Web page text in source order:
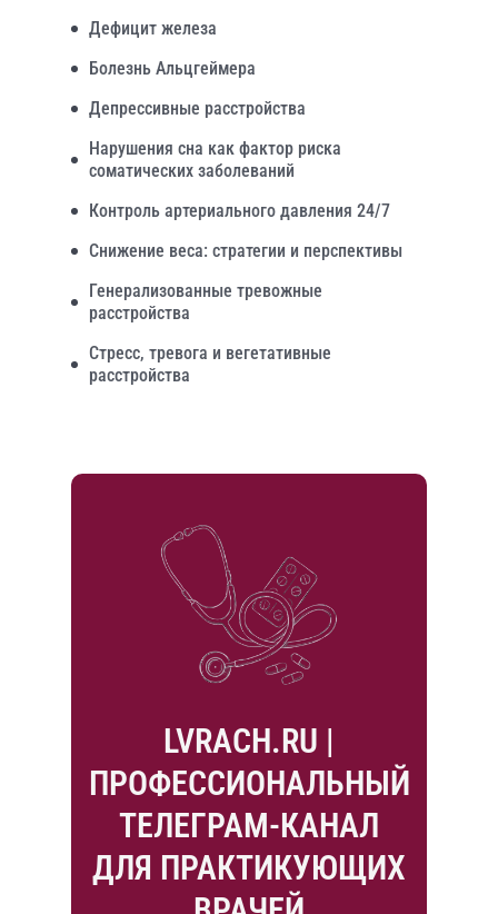
Дефицит железа
Болезнь Альцгеймера
Депрессивные расстройства
Нарушения сна как фактор риска
соматических заболеваний
Контроль артериального давления 24/7
Снижение веса: стратегии и перспективы
Генерализованные тревожные
расстройства
Стресс, тревога и вегетативные
расстройства
LVRACH.RU |
ПРОФЕССИОНАЛЬНЫЙ
ТЕЛЕГРАМ-КАНАЛ
ДЛЯ ПРАКТИКУЮЩИХ